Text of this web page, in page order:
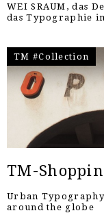
WEI SRAUM, das
das Typographie
TM #Collection
TM-
Urban
around the globe